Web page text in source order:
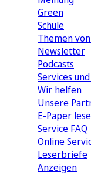
Green
Schule
Themen
Newsletter
Podcasts
Services
Wir helfen
Unsere
E-Paper
Service FAQ
Online
Leserbriefe
Anzeigen